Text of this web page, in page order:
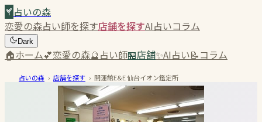
占いの森
恋愛の森占い師を探す店舗を探すAI占いコラム
Dark
🏠ホーム💕恋愛の森🔮占い師🏪店舗✨AI占い📝コラム
占いの森 › 店舗を探す › 開運館E&E 仙台イオン鑑定所